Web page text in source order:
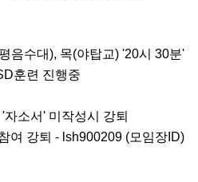
음수대), 목(야탑교) '20시 30분'
훈련 진행중
자소서' 미작성시 강퇴
여 강퇴 - lsh900209 (모임장ID)